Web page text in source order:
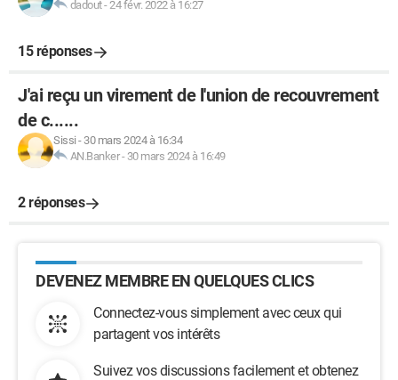
dadout-24 févr. 2022 à 16:27
15 réponses
J'ai reçu un virement de l'union de recouvrement
de c......
Sissi - 30 mars 2024 à 16:34
AN.Banker- 30 mars 2024 à 16:49
2 réponses
DEVENEZ MEMBRE EN QUELQUES CLICS
Connectez-vous simplement avec ceux qui
partagent vos intérêts
Suivez vos discussions facilement et obtenez